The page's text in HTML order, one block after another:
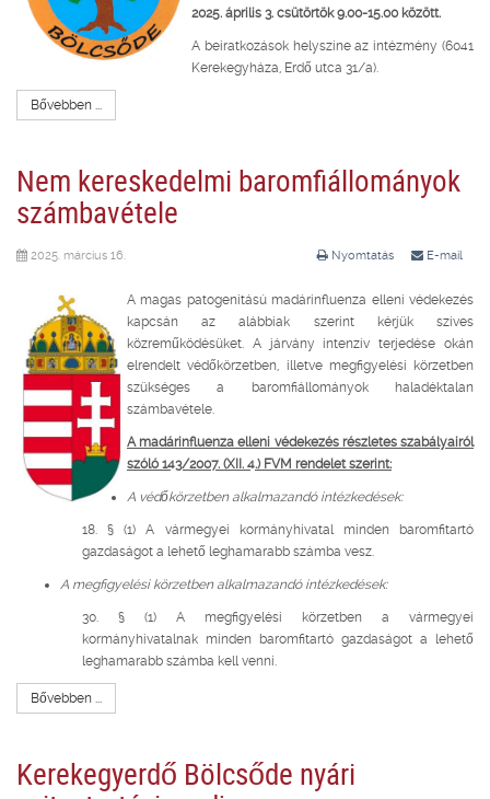
2025. április 3. csütörtök 9.00-15.00 között.
A beiratkozások helyszíne az intézmény (6041
Kerekegyháza, Erdő utca 31/a).
Bővebben ...
Nem kereskedelmi baromfiállományok
számbavétele
Nyomtatás E-mail
2025. március 16.
A magas patogenitású madárinfluenza elleni védekezés
kapcsán az alábbiak szerint kérjük szíves
közreműködésüket. A járvány intenzív terjedése okán
elrendelt védőkörzetben, illetve megfigyelési körzetben
szükséges a baromfiállományok haladéktalan
számbavétele.
A madárinfluenza elleni védekezés részletes szabályairól
szóló 143/2007. (XII. 4.) FVM rendelet szerint:
A védőkörzetben alkalmazandó intézkedések:
18. § (1) A vármegyei kormányhivatal minden baromfitartó
gazdaságot a lehető leghamarabb számba vesz.
A megfigyelési körzetben alkalmazandó intézkedések:
30. § (1) A megfigyelési körzetben a vármegyei
kormányhivatalnak minden baromfitartó gazdaságot a lehető
leghamarabb számba kell venni.
Bővebben ...
Kerekegyerdő Bölcsőde nyári